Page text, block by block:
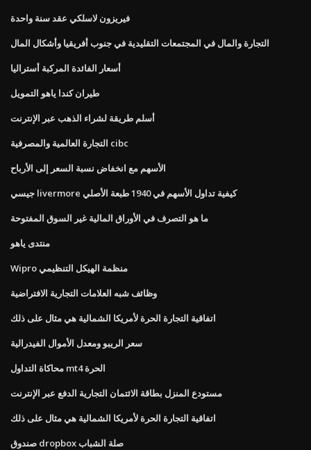
فيريزون لاسلكي عقد سنة واحدة
التجارة والمال في المجتمعات التقليدية في جنوب أفريقيا وأشكال المال
أسعار الفائدة المركبة أستراليا
طيران كندا ياهو التمويل
أسلم طريقة لشراء الذهب عبر الإنترنت
التجارة العالمية والمصرفية cibc
الأسهم مع انخفاض نسبة السعر إلى الأرباح
جيسي livermore كيفية تداول الأسهم في 1940 طبعة الأصلي
ما هو التصرف في الأوراق المالية غير السوق المفتوحة
منتدى ياهو
Wipro منظمة الهيكل التنظيمي
وظائف شبه العلامات التجارية الافتراضية
اتفاقية التجارة الحرة لأمريكا الشمالية هي مثال على ذلك
سعر الريبو ومعدل الأموال الفيدرالية
محاكاة التداول mt4 الحرة
مستودع المنزل بطاقة الائتمان التجارية الدفع عبر الإنترنت
اتفاقية التجارة الحرة لأمريكا الشمالية هي مثال على ذلك
صندوق dropbox صلة الشباب